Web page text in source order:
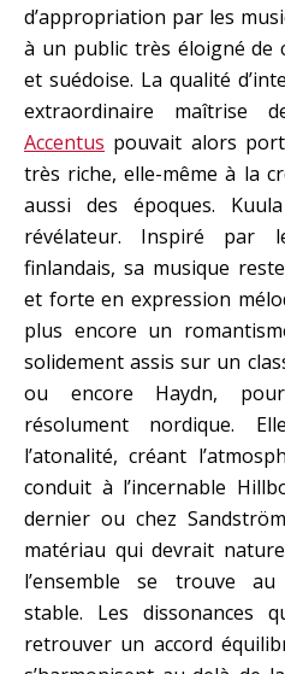
d’appropriation par les
à un public très éloigné de
et suédoise. La qualité
extraordinaire maîtrise
Accentus pouvait alors
très riche, elle-même à la
aussi des époques.
révélateur. Inspiré par
finlandais, sa musique
et forte en expression
plus encore un
solidement assis sur un
ou encore Haydn,
résolument nordique.
l’atonalité, créant
conduit à l’incernable
dernier ou chez
matériau qui devrait
l’ensemble se trouve
stable. Les dissonances
retrouver un accord